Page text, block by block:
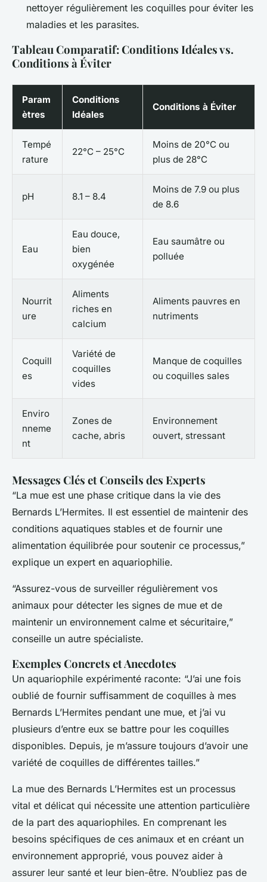
nettoyer régulièrement les coquilles pour éviter les
maladies et les parasites.
Tableau Comparatif: Conditions Idéales vs.
Conditions à Éviter
Param
ètres
Conditions
Idéales
Conditions à Éviter
Tempé
rature
22°C – 25°C
Moins de 20°C ou
plus de 28°C
pH 8.1 – 8.4
Moins de 7.9 ou plus
de 8.6
Eau
Eau douce,
bien
oxygénée
Eau saumâtre ou
polluée
Nourrit
ure
Aliments
riches en
calcium
Aliments pauvres en
nutriments
Coquill
es
Variété de
coquilles
vides
Manque de coquilles
ou coquilles sales
Enviro
nneme
nt
Zones de
cache, abris
Environnement
ouvert, stressant
Messages Clés et Conseils des Experts
“La mue est une phase critique dans la vie des
Bernards L’Hermites. Il est essentiel de maintenir des
conditions aquatiques stables et de fournir une
alimentation équilibrée pour soutenir ce processus,”
explique un expert en aquariophilie.
“Assurez-vous de surveiller régulièrement vos
animaux pour détecter les signes de mue et de
maintenir un environnement calme et sécuritaire,”
conseille un autre spécialiste.
Exemples Concrets et Anecdotes
Un aquariophile expérimenté raconte: “J’ai une fois
oublié de fournir suffisamment de coquilles à mes
Bernards L’Hermites pendant une mue, et j’ai vu
plusieurs d’entre eux se battre pour les coquilles
disponibles. Depuis, je m’assure toujours d’avoir une
variété de coquilles de différentes tailles.”
La mue des Bernards L’Hermites est un processus
vital et délicat qui nécessite une attention particulière
de la part des aquariophiles. En comprenant les
besoins spécifiques de ces animaux et en créant un
environnement approprié, vous pouvez aider à
assurer leur santé et leur bien-être. N’oubliez pas de